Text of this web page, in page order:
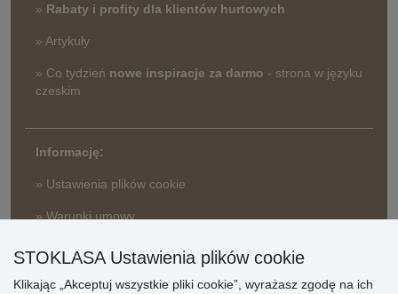
» Rabaty i profity dla klientów hurtowych
» Artykuły
» Co tydzień nowe inspiracje za darmo - strona w języku
czeskim
Informację:
» Ustawienia plików cookie
» Warunki umowy
» Sposób dostawy i płatności
» Reklamacje
STOKLASA Ustawienia plików cookie
Klikając „Akceptuj wszystkie pliki cookie”, wyrażasz zgodę na ich